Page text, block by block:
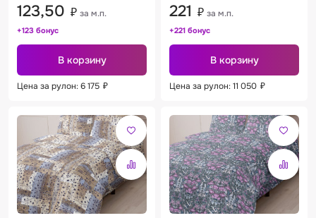
123,50 ₽ за м.п.
+123 бонус
В корзину
Цена за рулон: 6 175 ₽
221 ₽ за м.п.
+221 бонус
В корзину
Цена за рулон: 11 050 ₽